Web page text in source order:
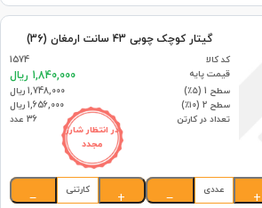
در انتظار شارژ
مجدد
گیتار کوچک چوبی 43 سانت ارمغان (36)
کد کالا
1574
قیمت پایه
1,840,000 ریال
سطح 1 (۵٪)
1,748,000 ریال
سطح 2 (۱۰٪)
1,656,000 ریال
تعداد در کارتن
36 عدد
+
عددی
−
+
کارتنی
−